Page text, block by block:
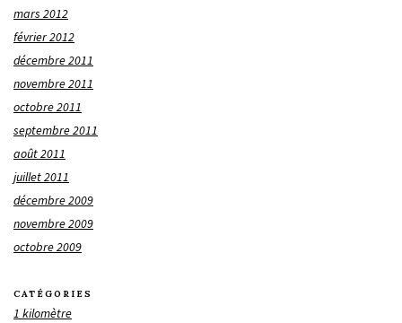
mars 2012
février 2012
décembre 2011
novembre 2011
octobre 2011
septembre 2011
août 2011
juillet 2011
décembre 2009
novembre 2009
octobre 2009
CATÉGORIES
1 kilomètre